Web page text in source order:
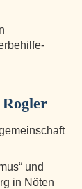
und
in Nöten